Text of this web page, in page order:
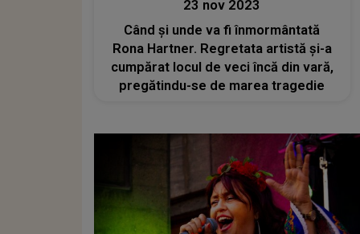
23 nov 2023
Când și unde va fi înmormântată
Rona Hartner. Regretata artistă și-a
cumpărat locul de veci încă din vară,
pregătindu-se de marea tragedie